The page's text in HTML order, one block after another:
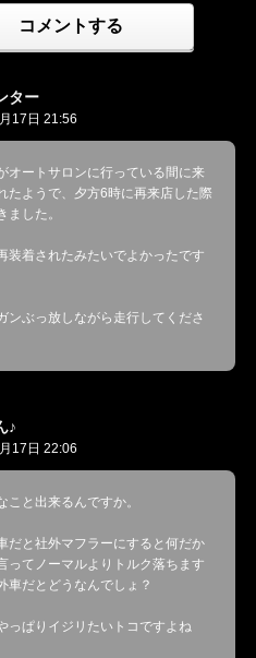
コメントする
ター
17日 21:56
オートサロンに行っている間に来
たようで、夕方6時に再来店した際
ました。
装着されたみたいでよかったです
ンぶっ放しながら走行してくださ
♪
17日 22:06
こと出来るんですか。
だと社外マフラーにすると何だか
ってノーマルよりトルク落ちます
車だとどうなんでしょ？
っぱりイジリたいトコですよね